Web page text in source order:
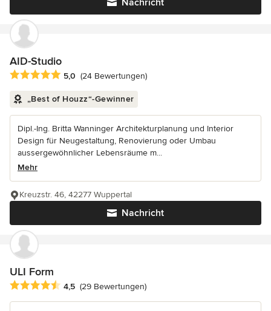
AID-Studio
Durchschnittliche Bewertung: 5 von 5 Sternen
5,0 (24 Bewertungen)
„Best of Houzz“-Gewinner
Dipl.-Ing. Britta Wanninger Architekturplanung und Interior
Design für Neugestaltung, Renovierung oder Umbau
aussergewöhnlicher Lebensräume m...
Mehr
Nachricht
Kreuzstr. 46, 42277 Wuppertal
ULI Form
Durchschnittliche Bewertung: 4.5 von 5 Sternen
4,5 (29 Bewertungen)